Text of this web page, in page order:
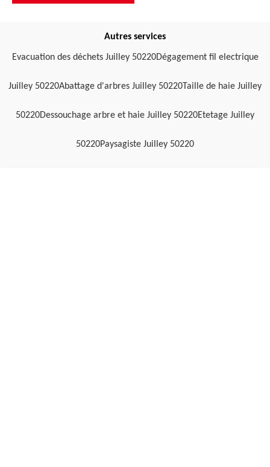
Autres services
Evacuation des déchets Juilley 50220Dégagement fil electrique
Juilley 50220Abattage d'arbres Juilley 50220Taille de haie Juilley
50220Dessouchage arbre et haie Juilley 50220Etetage Juilley
50220Paysagiste Juilley 50220